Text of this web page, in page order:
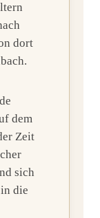
dort
dem
Zeit
sich
die